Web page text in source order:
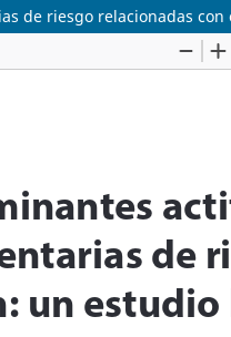
de riesgo relacionadas